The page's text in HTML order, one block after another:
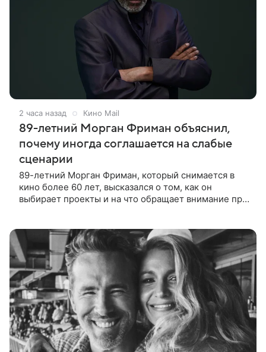
2 часа назад Кино Mail
89-летний Морган Фриман объяснил,
почему иногда соглашается на слабые
сценарии
89-летний Морган Фриман, который снимается в
кино более 60 лет, высказался о том, как он
выбирает проекты и на что обращает внимание при